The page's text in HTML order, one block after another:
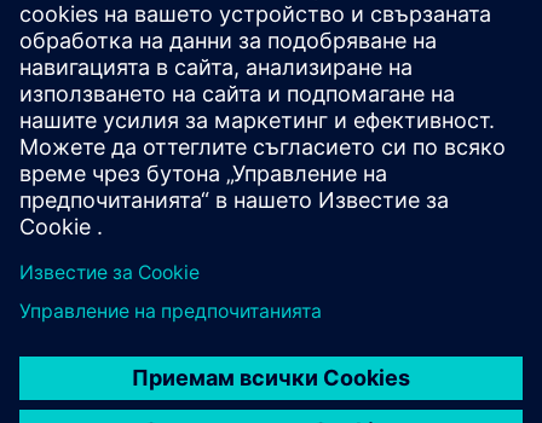
Информационен лист: Контрол на достъпа на място
Допълнителна информация
Казус: Контрол на достъпа за университета Джордж
Mason
Предпоставки
Няма